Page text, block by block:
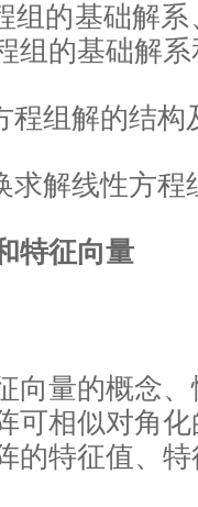
的基础解系
组的基础解
组解的结构
解线性方程
征向量
量的概念、
可相似对角
的特征值、